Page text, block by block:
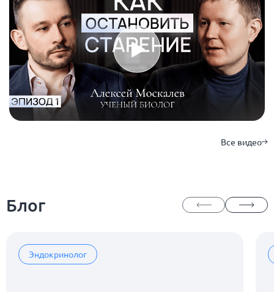
Все видео
Блог
Эндокринолог